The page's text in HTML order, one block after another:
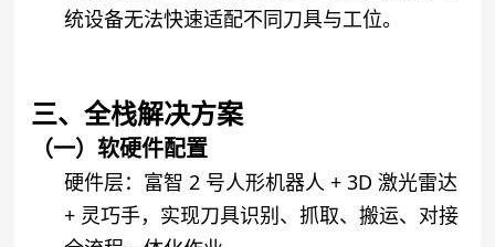
统设备无法快速适配不同刀具与工位。
三、全栈解决方案
（一）软硬件配置
硬件层：富智 2 号人形机器人 + 3D 激光雷达
+ 灵巧手，实现刀具识别、抓取、搬运、对接